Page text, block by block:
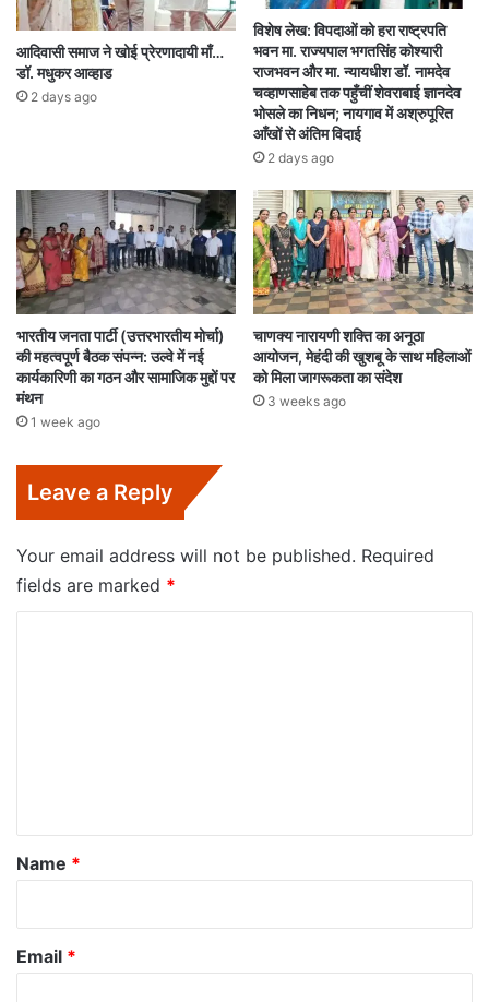
आदिवासी समाज ने खोई प्रेरणादायी माँ…
डॉ. मधुकर आव्हाड
2 days ago
विशेष लेख: विपदाओं को हरा राष्ट्रपति
भवन मा. राज्यपाल भगतसिंह कोश्यारी
राजभवन और मा. न्यायधीश डॉ. नामदेव
चव्हाणसाहेब तक पहुँचीं शेवराबाई ज्ञानदेव
भोसले का निधन; नायगाव में अश्रुपूरित
आँखों से अंतिम विदाई
2 days ago
भारतीय जनता पार्टी (उत्तरभारतीय मोर्चा)
की महत्वपूर्ण बैठक संपन्न: उल्वे में नई
कार्यकारिणी का गठन और सामाजिक मुद्दों पर
मंथन
1 week ago
चाणक्य नारायणी शक्ति का अनूठा
आयोजन, मेहंदी की खुशबू के साथ महिलाओं
को मिला जागरूकता का संदेश
3 weeks ago
Leave a Reply
Your email address will not be published. Required
fields are marked *
*
Name *
Email *